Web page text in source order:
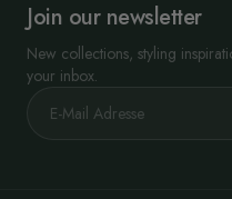
Join our newsletter
New collections, styling
your inbox.